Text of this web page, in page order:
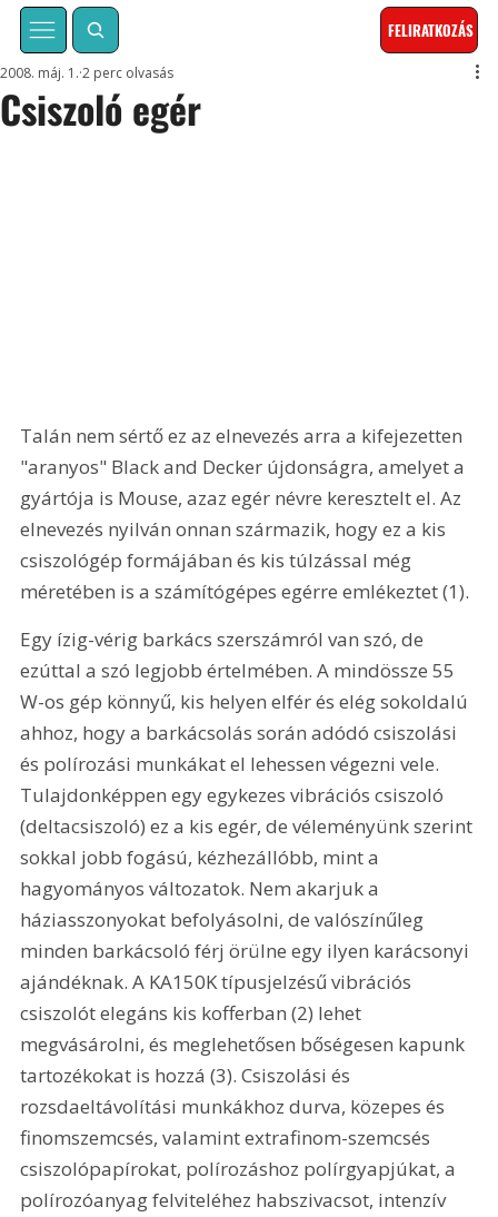
FELIRATKOZÁS
Csiszoló egér
2008. máj. 1. 2 perc olvasás
Talán nem sértő ez az elnevezés arra a kifejezetten
"aranyos" Black and Decker újdonságra, amelyet a
gyártója is Mouse, azaz egér névre keresztelt el. Az
elnevezés nyilván onnan származik, hogy ez a kis
csiszológép formájában és kis túlzással még
méretében is a számítógépes egérre emlékeztet (1).
Egy ízig-vérig barkács szerszámról van szó, de
ezúttal a szó legjobb értelmében. A mindössze 55
W-os gép könnyű, kis helyen elfér és elég sokoldalú
ahhoz, hogy a barkácsolás során adódó csiszolási
és polírozási munkákat el lehessen végezni vele.
Tulajdonképpen egy egykezes vibrációs csiszoló
(deltacsiszoló) ez a kis egér, de véleményünk szerint
sokkal jobb fogású, kézhezállóbb, mint a
hagyományos változatok. Nem akarjuk a
háziasszonyokat befolyásolni, de valószínűleg
minden barkácsoló férj örülne egy ilyen karácsonyi
ajándéknak. A KA150K típusjelzésű vibrációs
csiszolót elegáns kis kofferban (2) lehet
megvásárolni, és meglehetősen bőségesen kapunk
tartozékokat is hozzá (3). Csiszolási és
rozsdaeltávolítási munkákhoz durva, közepes és
finomszemcsés, valamint extrafinom-szemcsés
csiszolópapírokat, polírozáshoz polírgyapjúkat, a
polírozóanyag felviteléhez habszivacsot, intenzív